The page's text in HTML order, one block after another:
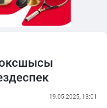
19.05.2025, 13:01